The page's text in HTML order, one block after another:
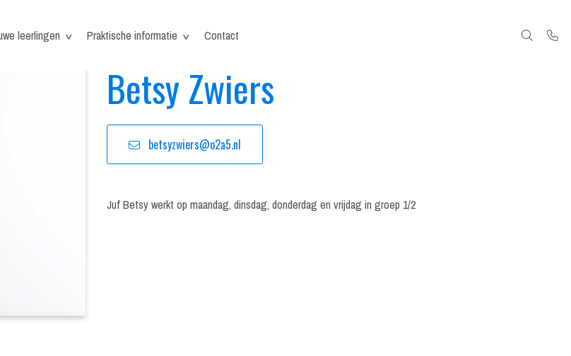
leerlingen Praktische informatie Contact
Betsy Zwiers
betsyzwiers@o2a5.nl
Juf Betsy werkt op maandag, dinsdag, donderdag en vrijdag in groep 1/2